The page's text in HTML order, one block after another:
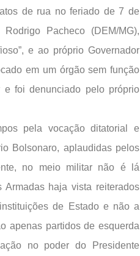
de rua no feriado de 7 de
Pacheco (DEM/MG),
e ao próprio Governador
em um órgão sem função
e foi denunciado pelo próprio
pela vocação ditatorial e
Bolsonaro, aplaudidas pelos
no meio militar não é lá
haja vista reiterados
de Estado e não a
apenas partidos de esquerda
no poder do Presidente